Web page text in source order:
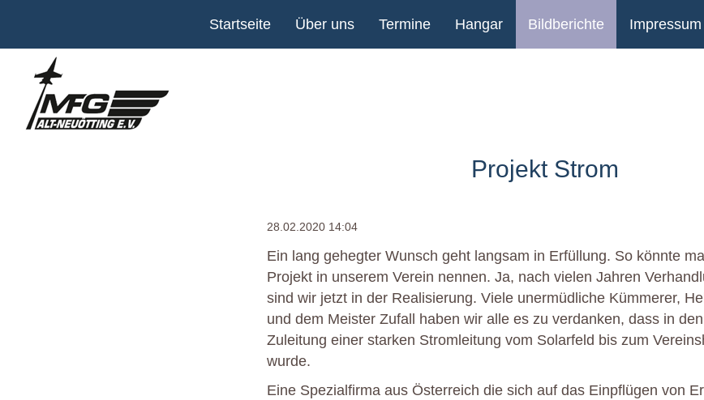
überspringen
Startseite Über uns Termine Hangar Bildberichte Impressum
Projekt Strom
28.02.2020 14:04
Ein lang gehegter Wunsch geht langsam in Erfüllung. So könnte
Projekt in unserem Verein nennen. Ja, nach vielen Jahren
sind wir jetzt in der Realisierung. Viele unermüdliche Kümmerer,
und dem Meister Zufall haben wir alle es zu verdanken, dass in
Zuleitung einer starken Stromleitung vom Solarfeld bis zum
wurde.
Eine Spezialfirma aus Österreich die sich auf das Einpflügen von